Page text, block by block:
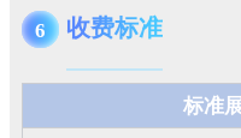
6 收费标准
标准